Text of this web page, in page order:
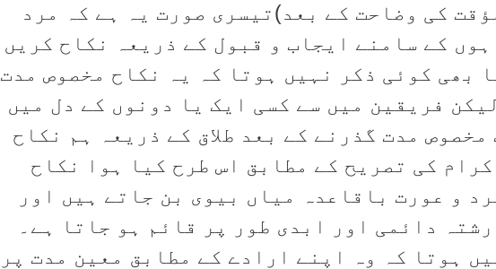
کی وضاحت کے بعد)تیسری صورت یہ ہے کہ مرد
کے سامنے ایجاب و قبول کے ذریعہ نکاح کریں
بھی کوئی ذکر نہیں ہوتا کہ یہ نکاح مخصوص مدت
فریقین میں سے کسی ایک یا دونوں کے دل میں
مدت گذرنے کے بعد طلاق کے ذریعہ ہم نکاح
کی تصریح کے مطابق اس طرح کیا ہوا نکاح
و عورت باقاعدہ میاں بیوی بن جاتے ہیں اور
دائمی اور ابدی طور پر قائم ہو جاتا ہے۔
ہوتا کہ وہ اپنے ارادے کے مطابق معین مدت پر